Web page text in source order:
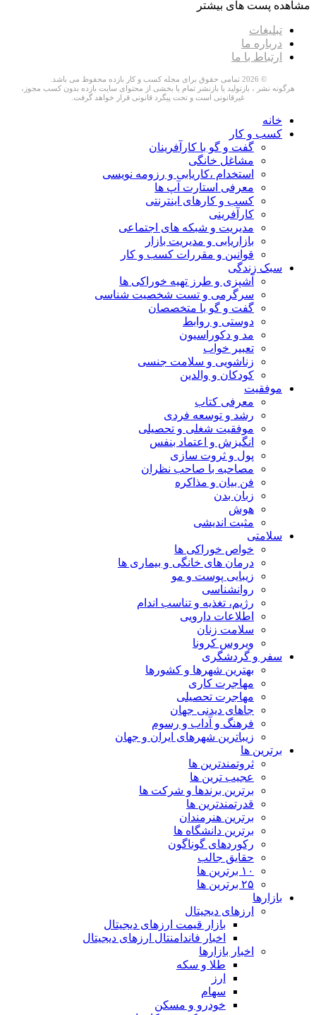
مشاهده پست های بیشتر
تبلیغات
درباره ما
ارتباط با ما
© 2026 تمامی حقوق برای مجله کسب و کار بازده محفوظ می باشد.
هرگونه نشر ، بازتولید یا بازنشر تمام یا بخشی از محتوای سایت بازده بدون کسب مجوز،
غیرقانونی است و تحت پیگرد قانونی قرار خواهد گرفت.
خانه
کسب و کار
گفت و گو با کارآفرینان
مشاغل خانگی
استخدام ،کاریابی و رزومه نویسی
معرفی استارت آپ ها
کسب و کارهای اینترنتی
کارآفرینی
مدیریت و شبکه های اجتماعی
بازاریابی و مدیریت بازار
قوانین و مقررات کسب و کار
سبک زندگی
آشپزی و طرز تهیه خوراکی ها
سرگرمی و تست شخصیت شناسی
گفت و گو با متخصصان
دوستی و روابط
مد و دکوراسیون
تعبیر خواب
زناشویی و سلامت جنسی
کودکان و والدین
موفقیت
معرفی کتاب
رشد و توسعه فردی
موفقیت شغلی و تحصیلی
انگیزش و اعتماد بنفس
پول و ثروت سازی
مصاحبه با صاحب نظران
فن بیان و مذاکره
زبان بدن
هوش
مثبت اندیشی
سلامتی
خواص خوراکی ها
درمان های خانگی و بیماری ها
زیبایی پوست و مو
روانشناسی
رژیم، تغذیه و تناسب اندام
اطلاعات دارویی
سلامت زنان
ویروس کرونا
سفر و گردشگری
بهترین شهرها و کشورها
مهاجرت کاری
مهاجرت تحصیلی
جاهای دیدنی جهان
فرهنگ و آداب و رسوم
زیباترین شهرهای ایران و جهان
برترین ها
ثروتمندترین ها
عجیب ترین ها
برترین برندها و شرکت ها
قدرتمندترین ها
برترین هنرمندان
برترین دانشگاه ها
رکوردهای گوناگون
حقایق جالب
۱۰ برترین ها
۲۵ برترین ها
بازارها
ارزهای دیجیتال
بازار قیمت ارزهای دیجیتال
اخبار فاندامنتال ارزهای دیجیتال
اخبار بازارها
طلا و سکه
ارز
سهام
خودرو و مسکن